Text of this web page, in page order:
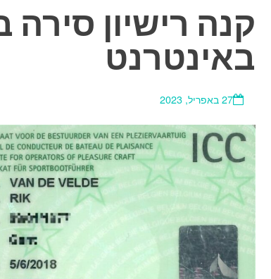
קנה רישיון סירה
באינטרנט
27 באפריל, 2023